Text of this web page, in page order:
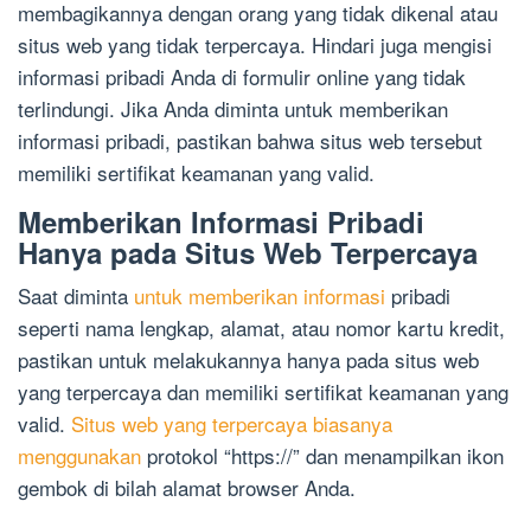
membagikannya dengan orang yang tidak dikenal atau
situs web yang tidak terpercaya. Hindari juga mengisi
informasi pribadi Anda di formulir online yang tidak
terlindungi. Jika Anda diminta untuk memberikan
informasi pribadi, pastikan bahwa situs web tersebut
memiliki sertifikat keamanan yang valid.
Memberikan Informasi Pribadi
Hanya pada Situs Web Terpercaya
Saat diminta untuk memberikan informasi pribadi
seperti nama lengkap, alamat, atau nomor kartu kredit,
pastikan untuk melakukannya hanya pada situs web
yang terpercaya dan memiliki sertifikat keamanan yang
valid. Situs web yang terpercaya biasanya
menggunakan protokol “https://” dan menampilkan ikon
gembok di bilah alamat browser Anda.